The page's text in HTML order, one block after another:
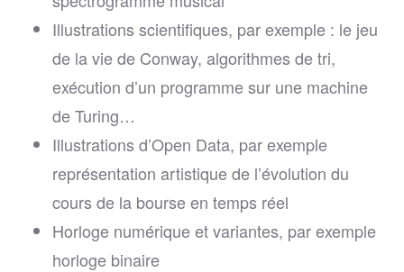
Illustrations scientifiques, par exemple : le jeu
de la vie de Conway, algorithmes de tri,
exécution d’un programme sur une machine
de Turing…
Illustrations d’Open Data, par exemple
représentation artistique de l’évolution du
cours de la bourse en temps réel
Horloge numérique et variantes, par exemple
horloge binaire